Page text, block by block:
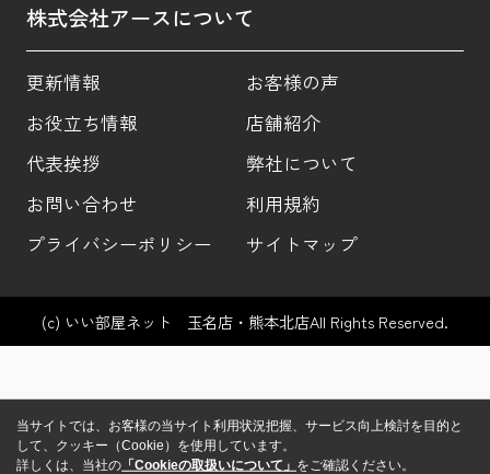
株式会社アースについて
更新情報
お客様の声
お役立ち情報
店舗紹介
代表挨拶
弊社について
お問い合わせ
利用規約
プライバシーポリシー
サイトマップ
(c) いい部屋ネット 玉名店・熊本北店All Rights Reserved.
当サイトでは、お客様の当サイト利用状況把握、サービス向上検討を目的と
して、クッキー（Cookie）を使用しています。
詳しくは、当社の 「Cookieの取扱いについて」 をご確認ください。